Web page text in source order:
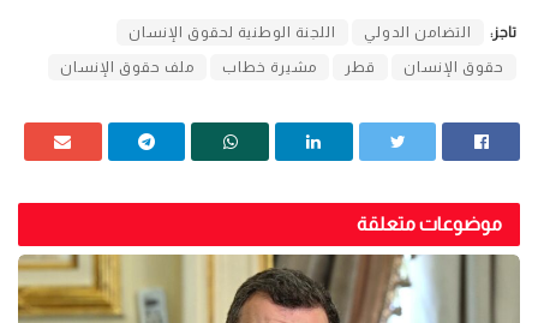
تاجز: التضامن الدولي اللجنة الوطنية لحقوق الإنسان
حقوق الإنسان قطر مشيرة خطاب ملف حقوق الإنسان
موضوعات متعلقة